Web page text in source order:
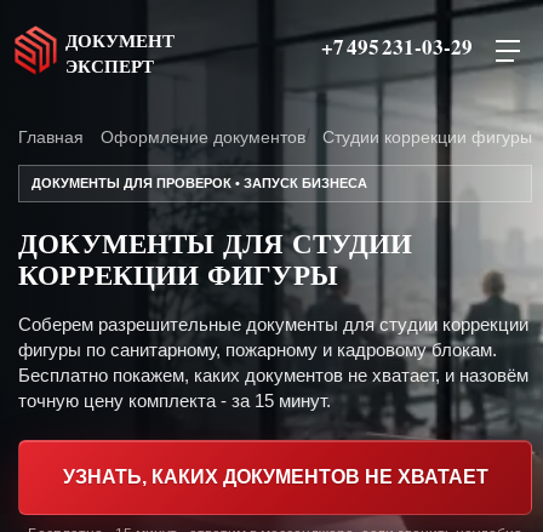
ДОКУМЕНТ
ЭКСПЕРТ
+7 495 231-03-29
Главная Оформление документов Студии коррекции фигуры
ДОКУМЕНТЫ ДЛЯ ПРОВЕРОК • ЗАПУСК БИЗНЕСА
ДОКУМЕНТЫ ДЛЯ СТУДИИ
КОРРЕКЦИИ ФИГУРЫ
Соберем разрешительные документы для студии коррекции
фигуры по санитарному, пожарному и кадровому блокам.
Бесплатно покажем, каких документов не хватает, и назовём
точную цену комплекта - за 15 минут.
УЗНАТЬ, КАКИХ ДОКУМЕНТОВ НЕ ХВАТАЕТ